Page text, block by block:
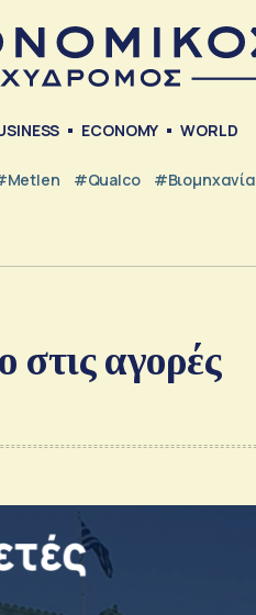
ECONOMY WORLD
#Qualco #Βιομηχανία
στις αγορές